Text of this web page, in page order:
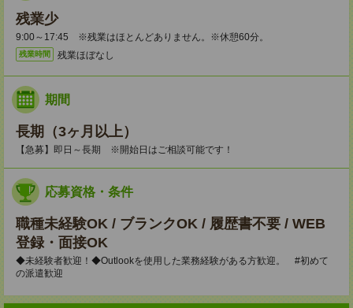
残業少
9:00～17:45 ※残業はほとんどありません。※休憩60分。
残業時間 残業ほぼなし
期間
長期（3ヶ月以上）
【急募】即日～長期 ※開始日はご相談可能です！
応募資格・条件
職種未経験OK / ブランクOK / 履歴書不要 / WEB
登録・面接OK
◆未経験者歓迎！◆Outlookを使用した業務経験がある方歓迎。 #初めて
の派遣歓迎